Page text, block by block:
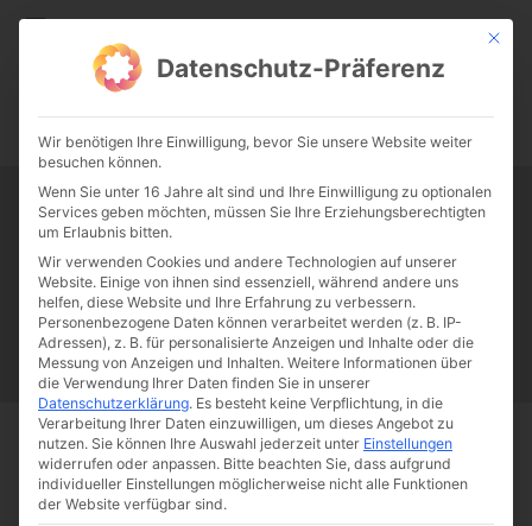
CATHWALK.DE
0:00 -:--
Tag:Miss Germany
Papst Franziskus Ehe Sex Liebe Familie
Katholizismus
Franziskus
50 Jahre Humanae vitae Katholische Kirche
Start Schlagworte Miss Germany
Mit
Datenschutz-Präferenz
Wir benötigen Ihre Einwilligung, bevor Sie unsere Website weiter
besuchen können.
Wenn Sie unter 16 Jahre alt sind und Ihre Einwilligung zu optionalen
Services geben möchten, müssen Sie Ihre Erziehungsberechtigten
um Erlaubnis bitten.
Wir verwenden Cookies und andere Technologien auf unserer
Website. Einige von ihnen sind essenziell, während andere uns
helfen, diese Website und Ihre Erfahrung zu verbessern.
Personenbezogene Daten können verarbeitet werden (z. B. IP-
Adressen), z. B. für personalisierte Anzeigen und Inhalte oder die
Messung von Anzeigen und Inhalten. Weitere Informationen über
die Verwendung Ihrer Daten finden Sie in unserer
Datenschutzerklärung. Es besteht keine Verpflichtung, in die
Verarbeitung Ihrer Daten einzuwilligen, um dieses Angebot zu
nutzen. Sie können Ihre Auswahl jederzeit unter Einstellungen
widerrufen oder anpassen. Bitte beachten Sie, dass aufgrund
individueller Einstellungen möglicherweise nicht alle Funktionen
der Website verfügbar sind.